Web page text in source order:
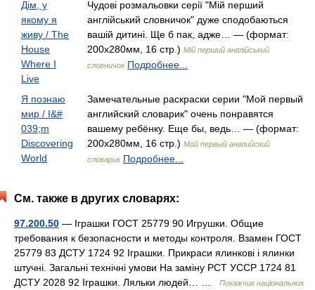
Дім, у
якому я
живу / The
House
Where I
Live
Чудові розмальовки серії "Мій перший
англійський словничок" дуже сподобаються
вашій дитині. Ще б пак, адже… — (формат:
200x280мм, 16 стр.) Мій перший англійський
словничок Подробнее...
Я познаю
мир / I&#
039;m
Discovering
World
Замечательные раскраски серии "Мой первый
английский словарик" очень понравятся
вашему ребёнку. Еще бы, ведь… — (формат:
200x280мм, 16 стр.) Мой первый английский
словарик Подробнее...
См. также в других словарях:
97.200.50 — Іграшки ГОСТ 25779 90 Игрушки. Общие
требования к безопасности и методы контроля. Взамен ГОСТ
25779 83 ДСТУ 1724 92 Іграшки. Прикраси ялинкові і ялинки
штучні. Загальні технічні умови На заміну РСТ УССР 1724 81
ДСТУ 2028 92 Іграшки. Ляльки людей… …
Покажчик національних